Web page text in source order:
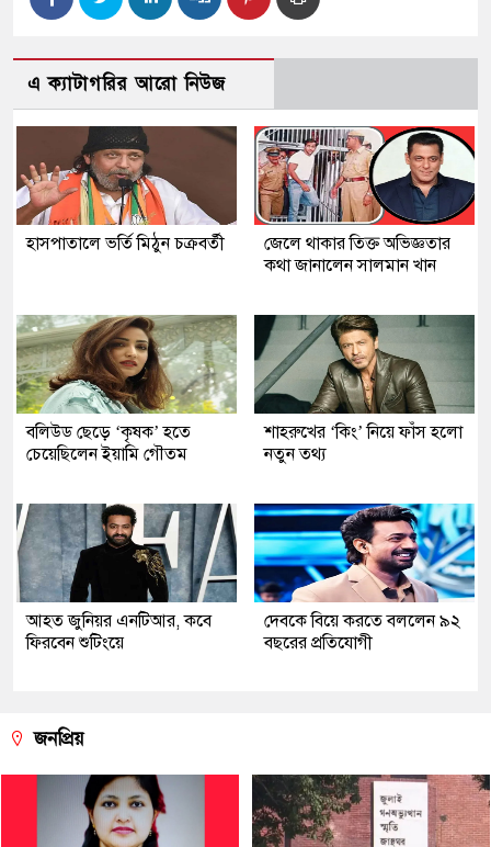
এ ক্যাটাগরির আরো নিউজ
হাসপাতালে ভর্তি মিঠুন চক্রবর্তী
জেলে থাকার তিক্ত অভিজ্ঞতার
কথা জানালেন সালমান খান
বলিউড ছেড়ে ‘কৃষক’ হতে
চেয়েছিলেন ইয়ামি গৌতম
শাহরুখের ‘কিং’ নিয়ে ফাঁস হলো
নতুন তথ্য
আহত জুনিয়র এনটিআর, কবে
ফিরবেন শুটিংয়ে
দেবকে বিয়ে করতে বললেন ৯২
বছরের প্রতিযোগী
জনপ্রিয়